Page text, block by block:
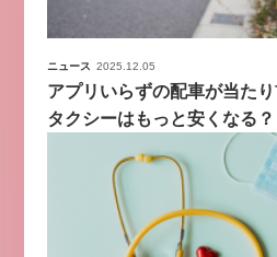
ニュース 2025.12.05
アプリいらずの配車が当た
タクシーはもっと安くなる？